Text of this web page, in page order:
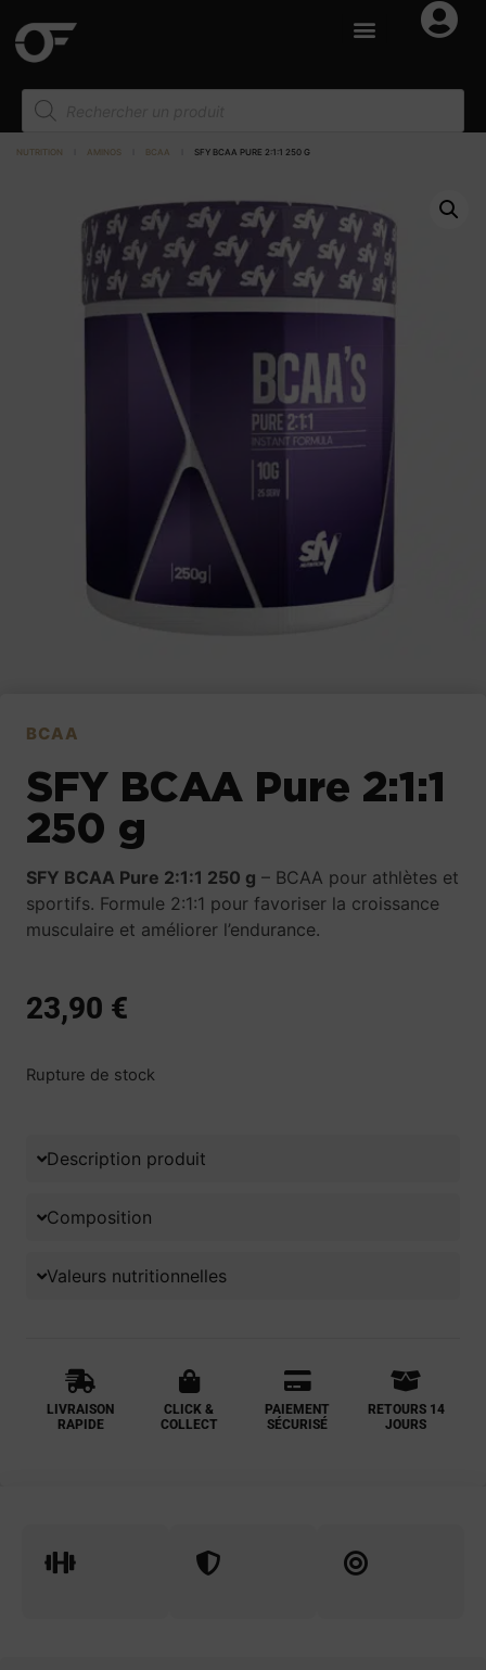
NUTRITION AMINOS BCAA SFY BCAA PURE 2:1:1 250 G
BCAA
SFY BCAA Pure 2:1:1
250 g
SFY BCAA Pure 2:1:1 250 g – BCAA pour athlètes et
sportifs. Formule 2:1:1 pour favoriser la croissance
musculaire et améliorer l’endurance.
23,90 €
Rupture de stock
Description produit
Composition
Valeurs nutritionnelles
LIVRAISON
RAPIDE
CLICK &
COLLECT
PAIEMENT
SÉCURISÉ
RETOURS 14
JOURS